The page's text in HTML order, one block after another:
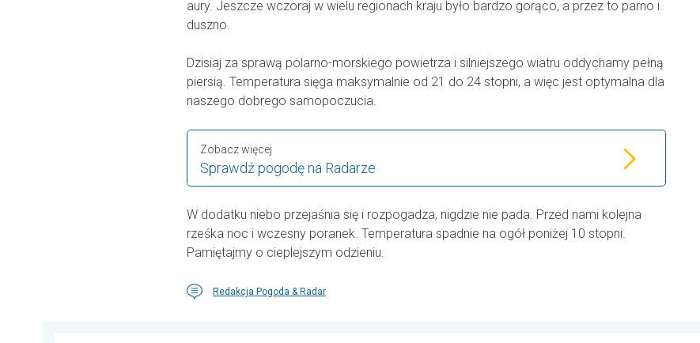
aury. Jeszcze wczoraj w wielu regionach kraju było bardzo gorąco, a przez to parno i
duszno.
Dzisiaj za sprawą polarno-morskiego powietrza i silniejszego wiatru oddychamy pełną
piersią. Temperatura sięga maksymalnie od 21 do 24 stopni, a więc jest optymalna dla
naszego dobrego samopoczucia.
Sprawdź pogodę na Radarze
Zobacz więcej
W dodatku niebo przejaśnia się i rozpogadza, nigdzie nie pada. Przed nami kolejna
rześka noc i wczesny poranek. Temperatura spadnie na ogół poniżej 10 stopni.
Pamiętajmy o cieplejszym odzieniu.
Redakcja Pogoda & Radar